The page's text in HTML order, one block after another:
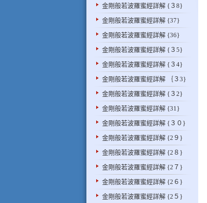
金剛般若波羅蜜經詳解 {３8}
金剛般若波羅蜜經詳解 {37}
金剛般若波羅蜜經詳解 {36}
金剛般若波羅蜜經詳解 {３5}
金剛般若波羅蜜經詳解 {３4}
金剛般若波羅蜜經詳解 ｛３3}
金剛般若波羅蜜經詳解 {３2}
金剛般若波羅蜜經詳解 {31}
金剛般若波羅蜜經詳解 {３０}
金剛般若波羅蜜經詳解 {2９}
金剛般若波羅蜜經詳解 {2８}
金剛般若波羅蜜經詳解 {2７}
金剛般若波羅蜜經詳解 {2６}
金剛般若波羅蜜經詳解 {2５}